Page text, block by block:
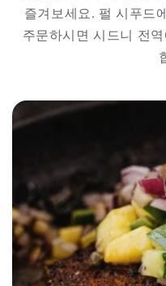
즐겨보세요. 펄 시푸드
주문하시면 시드니 전